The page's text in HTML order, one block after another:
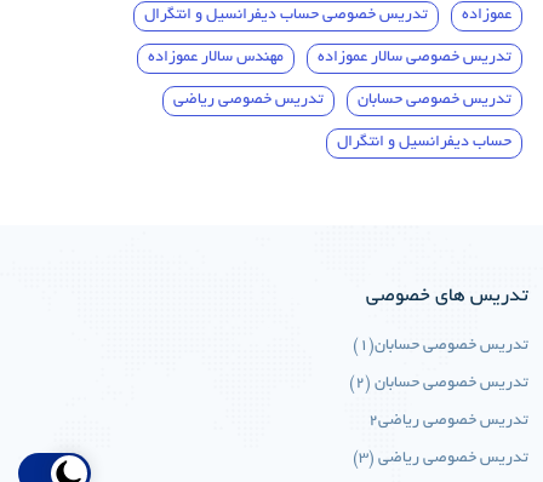
عموزاده تدریس خصوصی حساب دیفرانسیل و انتگرال
تدریس خصوصی سالار عموزاده مهندس سالار عموزاده
تدریس خصوصی حسابان تدریس خصوصی ریاضی
حساب دیفرانسیل و انتگرال
تدریس های خصوصی
تدریس خصوصی حسابان(1)
تدریس خصوصی حسابان (2)
تدریس خصوصی ریاضی2
تدریس خصوصی ریاضی (3)